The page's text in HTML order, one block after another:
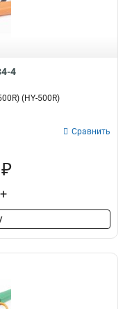
4
(HY-500R)
Сравнить
+